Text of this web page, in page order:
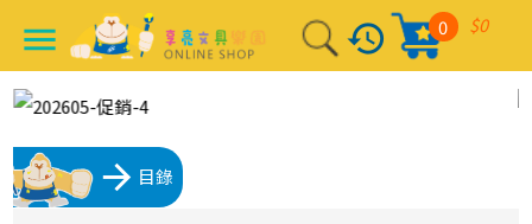
menu history $0
0
arrow_forward 目錄